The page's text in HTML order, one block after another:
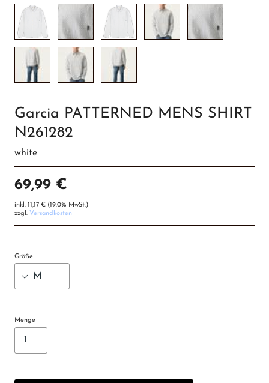
Garcia PATTERNED MENS SHIRT
N261282
white
69,99 €
inkl. 11,17 € (19.0% MwSt.)
zzgl. Versandkosten
Größe
Menge